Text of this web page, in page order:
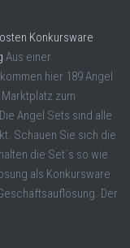
Konkursware
Aus einer
hier 189 Angel
zum
Angel Sets sind alle
Schauen Sie sich die
die Set´s so wie
als Konkursware
Der